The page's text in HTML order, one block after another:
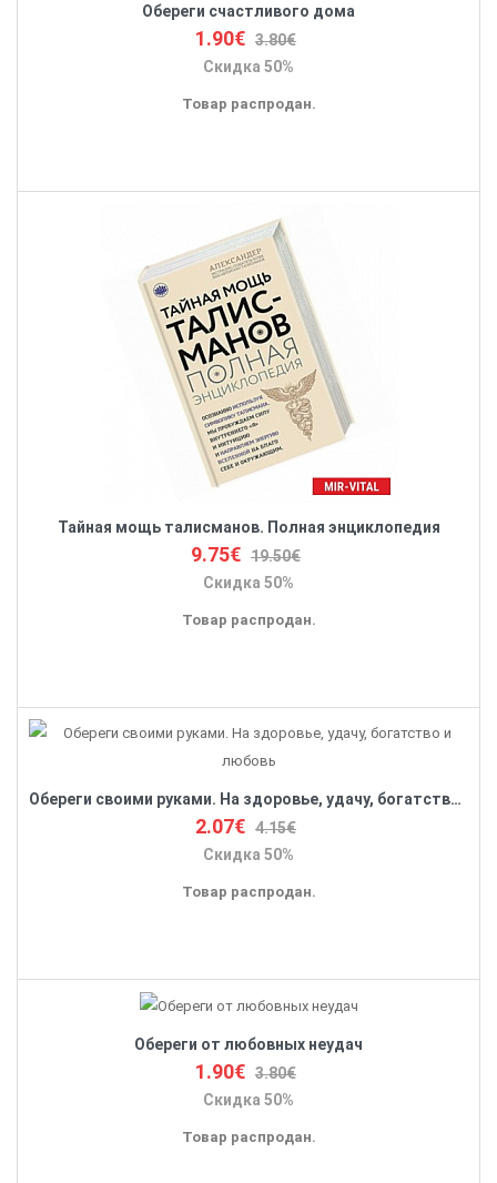
Обереги счастливого дома
1.90€ 3.80€
Скидка 50%
Товар распродан.
Тайная мощь талисманов. Полная энциклопедия
9.75€ 19.50€
Скидка 50%
Товар распродан.
Обереги своими руками. На здоровье, удачу, богатство и любовь
2.07€ 4.15€
Скидка 50%
Товар распродан.
Обереги от любовных неудач
1.90€ 3.80€
Скидка 50%
Товар распродан.